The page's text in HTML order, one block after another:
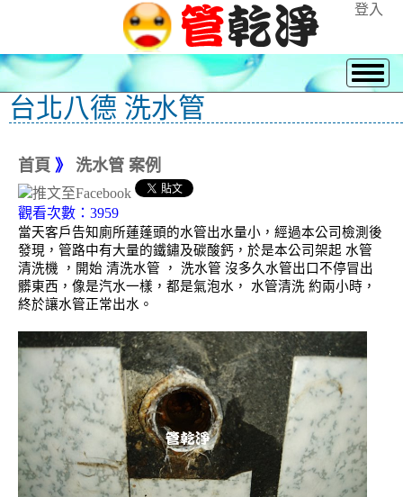
登入
台北八德 洗水管
首頁 》 洗水管 案例
觀看次數：3959
當天客戶告知廁所蓮蓬頭的水管出水量小，經過本公司檢測後
發現，管路中有大量的鐵鏽及碳酸鈣，於是本公司架起 水管
清洗機 ，開始 清洗水管 ， 洗水管 沒多久水管出口不停冒出
髒東西，像是汽水一樣，都是氣泡水， 水管清洗 約兩小時，
終於讓水管正常出水。